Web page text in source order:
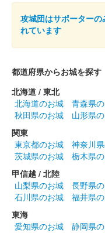
小田原城 御
販売終了
小田原城 御城
販売終了
小田原城天守閣で開催
原動物園の26738日」を
インド象のウメ子をモ
小田原城 御
小田原城天守閣で開催
攻城団はサポーター
れています
都道府県からお城を探す
北海道 / 東北
北海道のお城
青森県
秋田県のお城
山形県
関東
東京都のお城
神奈川
茨城県のお城
栃木県
甲信越 / 北陸
山梨県のお城
長野県
石川県のお城
福井県
東海
愛知県のお城
静岡県